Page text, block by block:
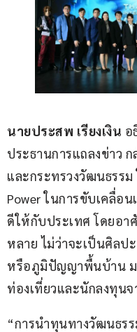
นายประสพ เรียงเงิน อ
ประธานการแถลงข่าว ก
และกระทรวงวัฒนธรร
Power ในการขับเคลื่อ
ดีให้กับประเทศ โดยอ
หลาย ไม่ว่าจะเป็นศิลป
หรือภูมิปัญญาพื้นบ้าน ม
ท่องเที่ยวและนักลงทุนจ
“การนำทุนทางวัฒนธร